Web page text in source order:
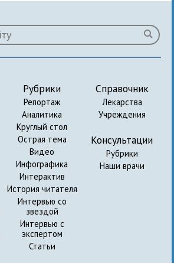
Рубрики
Репортаж
Аналитика
Круглый стол
Острая тема
Видео
Инфографика
Интерактив
История читателя
Интервью со
звездой
Интервью с
экспертом
Статьи
Справочник
Лекарства
Учреждения
Консультации
Рубрики
Наши врачи